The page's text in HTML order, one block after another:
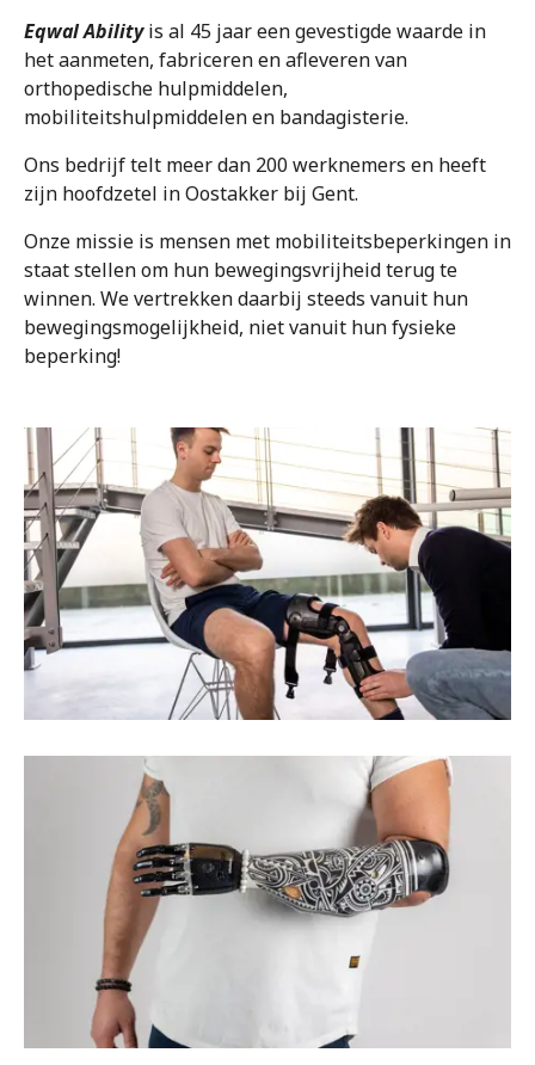
Contact
Eqwal Abilityis al 45 jaar een gevestigde waarde in
het aanmeten, fabriceren en afleveren van
orthopedische hulpmiddelen,
mobiliteitshulpmiddelen en bandagisterie.
Ons bedrijf telt meer dan 200 werknemers en heeft
zijn hoofdzetel in Oostakker bij Gent.
Onze missie is mensen met mobiliteitsbeperkingen in
staat stellen om hun bewegingsvrijheid terug te
winnen. We vertrekken daarbij steeds vanuit hun
bewegingsmogelijkheid, niet vanuit hun fysieke
beperking!